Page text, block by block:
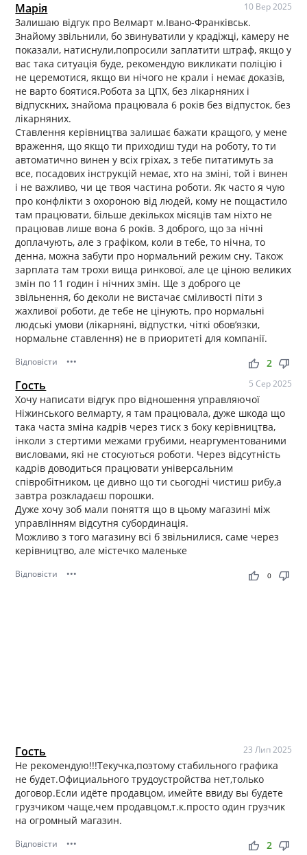
Марія 10 Вер 2025
Залишаю відгук про Велмарт м.Івано-Франківськ.
Знайому звільнили, бо звинуватили у крадіжці, камеру не
показали, натиснули,попросили заплатити штраф, якщо у
вас така ситуація буде, рекомендую викликати поліцію і
не церемотися, якщо ви нічого не крали і немає доказів,
не варто боятися.Робота за ЦПХ, без лікарняних і
відпускних, знайома працювала 6 років без відпусток, без
лікарняних.
Ставлення керівництва залишає бажати кращого, у мене
враження, що якщо ти приходиш туди на роботу, то ти
автоматично винен у всіх гріхах, з тебе питатимуть за
все, посадових інструкцій немає, хто на зміні, той і винен
і не важливо, чи це твоя частина роботи. Як часто я чую
про конфлікти з охороною від людей, кому не пощастило
там працювати, більше декількох місяців там ніхто не
працював лише вона 6 років. З доброго, що за нічні
доплачують, але з графіком, коли в тебе, то нічна, то
денна, можна забути про нормальний режим сну. Також
зарплата там трохи вища ринкової, але це ціною великих
змін по 11 годин і нічних змін. Ще з доброго це
звільнення, бо деколи не вистачає сміливості піти з
жахливої роботи, де тебе не цінують, про нормальні
людські умови (лікарняні, відпустки, чіткі обов’язки,
нормальне ставлення) не в приоритеті для компанії.
Відповісти ••• thumb_up thumb_down
2
Гость 5 Сер 2025
Хочу написати відгук про відношення управляючої
Ніжинського велмарту, я там працювала, дуже шкода що
така часта зміна кадрів через тиск з боку керівництва,
інколи з стертими межами грубими, неаргументованими
висловами, які не стосуються роботи. Через відсутність
кадрів доводиться працювати універсальним
співробітником, це дивно що ти сьогодні чистиш рибу,а
завтра розкладаєш порошки.
Дуже хочу зоб мали поняття що в цьому магазині між
управлінням відсутня субординація.
Можливо з того магазину всі б звільнилися, саме через
керівництво, але містечко маленьке
Відповісти ••• thumb_up thumb_down
0
Гость 23 Лип 2025
Не рекомендую!!!Текучка,поэтому стабильного графика
не будет.Официального трудоустройства нет,только
договор.Если идёте продавцом, имейте ввиду вы будете
грузчиком чаще,чем продавцом,т.к.просто один грузчик
на огромный магазин.
Відповісти ••• thumb_up thumb_down
2